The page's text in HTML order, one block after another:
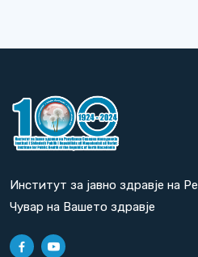
Институт за јавно здравје на
Чувар на Вашето здравје